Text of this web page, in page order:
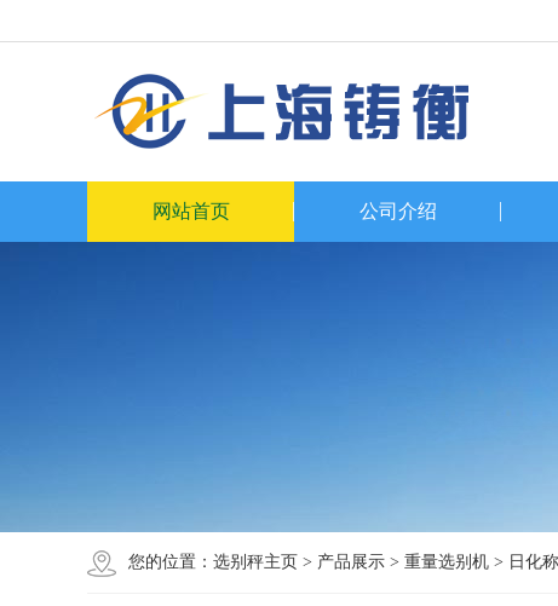
网站首页 公司介绍
您的位置： 选别秤主页 > 产品展示 > 重量选别机 > 日化